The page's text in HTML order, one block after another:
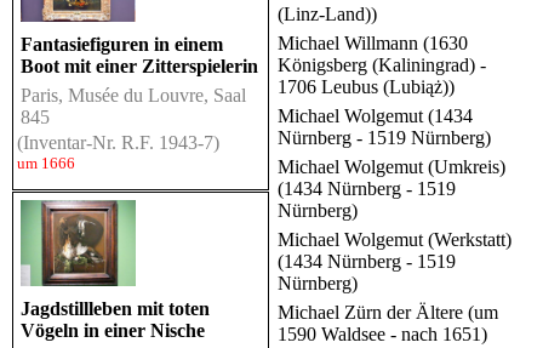
Fantasiefiguren in einem
Boot mit einer Zitterspielerin
Paris, Musée du Louvre, Saal
845
(Inventar-Nr. R.F. 1943-7)
um 1666
Jagdstillleben mit toten
Vögeln in einer Nische
(Linz-Land))
Michael Willmann (1630
Königsberg (Kaliningrad) -
1706 Leubus (Lubiąż))
Michael Wolgemut (1434
Nürnberg - 1519 Nürnberg)
Michael Wolgemut (Umkreis)
(1434 Nürnberg - 1519
Nürnberg)
Michael Wolgemut (Werkstatt)
(1434 Nürnberg - 1519
Nürnberg)
Michael Zürn der Ältere (um
1590 Waldsee - nach 1651)